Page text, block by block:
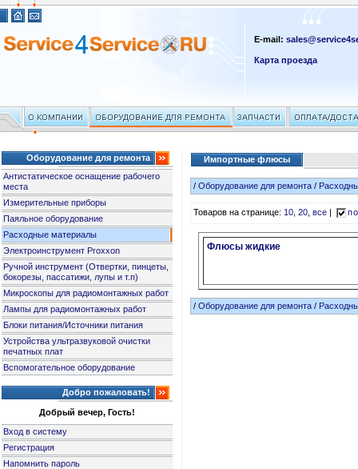
E-mail:
Карта проезда
Оборудование для ремонта
Антистатическое оснащение рабочего
места
Измерительные приборы
Паяльное оборудование
Расходные материалы
Электроинструмент Proxxon
Ручной инструмент (Отвертки, пинцеты,
бокорезы, пассатижи, лупы и т.п)
Микроскопы для радиомонтажных работ
Лампы для радиомонтажных работ
Блоки питания/Источники питания
Устройства ультразвуковой очистки
печатных плат
Вспомогательное оборудование
Добро пожаловать!
Добрый вечер, Гость!
Вход в систему
Регистрация
Напомнить пароль
Импортные флюсы
/Оборудование для ремонта /
Товаров на странице:10,20,все
Флюсы жидкие
/Оборудование для ремонта /